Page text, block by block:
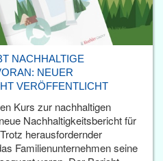
NACHHALTIGE
NEUER
VERÖFFENTLICHT
Kurs zur nachhaltigen
Nachhaltigkeitsbericht für
herausfordernder
Familienunternehmen seine